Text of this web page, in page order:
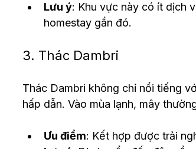
Lưu ý: Khu vực này có ít dịch
homestay gần đó.
3. Thác Dambri
Thác Dambri không chỉ nổi tiếng
hấp dẫn. Vào mùa lạnh, mây
Ưu điểm: Kết hợp được trải